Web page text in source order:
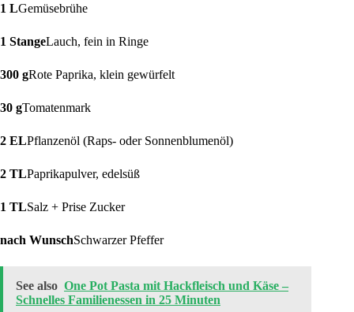
1 LGemüsebrühe
1 StangeLauch, fein in Ringe
300 gRote Paprika, klein gewürfelt
30 gTomatenmark
2 ELPflanzenöl (Raps- oder Sonnenblumenöl)
2 TLPaprikapulver, edelsüß
1 TLSalz + Prise Zucker
nach WunschSchwarzer Pfeffer
See also One Pot Pasta mit Hackfleisch und Käse –
Schnelles Familienessen in 25 Minuten